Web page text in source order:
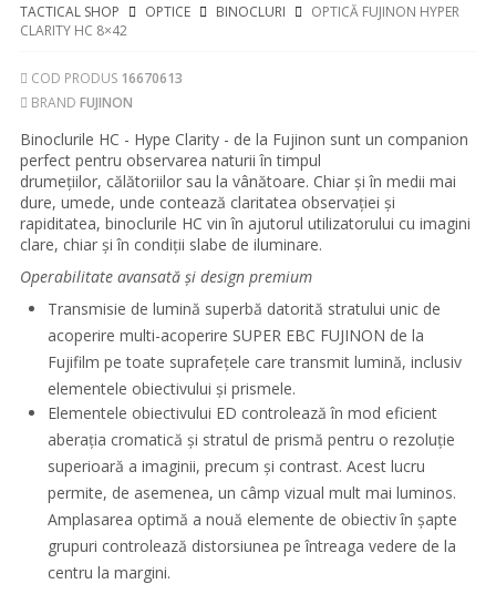
TACTICAL SHOP OPTICE BINOCLURI
OPTICĂ FUJINON HYPER
CLARITY HC 8×42
COD PRODUS 16670613
BRAND FUJINON
Binoclurile HC - Hype Clarity - de la Fujinon sunt un companion
perfect pentru observarea naturii în timpul
drumețiilor, călătoriilor sau la vânătoare. Chiar și în medii mai
dure, umede, unde contează claritatea observației și
rapiditatea, binoclurile HC vin în ajutorul utilizatorului cu imagini
clare, chiar și în condiții slabe de iluminare.
Operabilitate avansată și design premium
Transmisie de lumină superbă datorită stratului unic de
acoperire multi-acoperire SUPER EBC FUJINON de la
Fujifilm pe toate suprafețele care transmit lumină, inclusiv
elementele obiectivului și prismele.
Elementele obiectivului ED controlează în mod eficient
aberația cromatică și stratul de prismă pentru o rezoluție
superioară a imaginii, precum și contrast. Acest lucru
permite, de asemenea, un câmp vizual mult mai luminos.
Amplasarea optimă a nouă elemente de obiectiv în șapte
grupuri controlează distorsiunea pe întreaga vedere de la
centru la margini.